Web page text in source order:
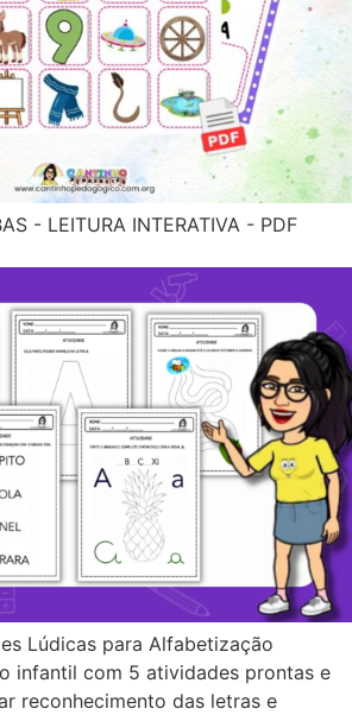
- LEITURA INTERATIVA - PDF
Lúdicas para Alfabetização
infantil com 5 atividades prontas e
reconhecimento das letras e